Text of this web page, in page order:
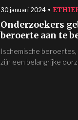
30 januari 2024
Onderzoekers
beroerte aan te
Ischemische
zijn een belangrijke